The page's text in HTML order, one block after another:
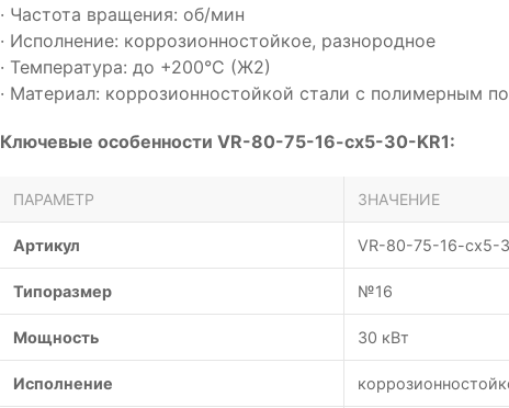
· Частота вращения: об/мин
· Исполнение: коррозионностойкое, разнородное
· Температура: до +200°С (Ж2)
· Материал: коррозионностойкой стали с полимерным
Ключевые особенности VR-80-75-16-cx5-30-KR1:
ПАРАМЕТР ЗНАЧЕНИЕ
Артикул VR-80-75-16-cx5-
Типоразмер №16
Мощность 30 кВт
Исполнение